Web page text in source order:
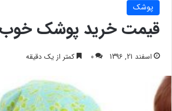
پوشک
قیمت خرید پوشک خوب
اسفند 21, 1396 0 کمتر از یک دقیقه